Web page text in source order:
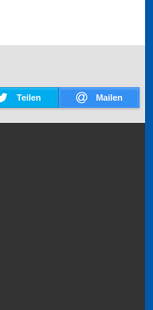
Teilen Mailen